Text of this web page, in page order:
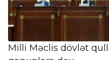
Milli Məclis dövlət